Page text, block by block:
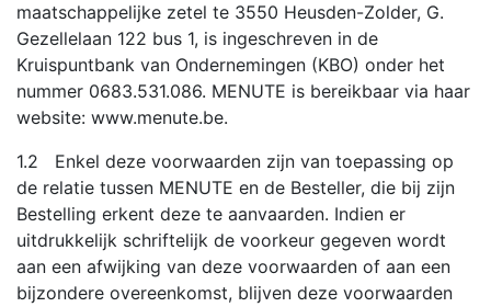
maatschappelijke zetel te 3550 Heusden-Zolder, G.
Gezellelaan 122 bus 1, is ingeschreven in de
Kruispuntbank van Ondernemingen (KBO) onder het
nummer 0683.531.086. MENUTE is bereikbaar via haar
website: www.menute.be.
1.2 Enkel deze voorwaarden zijn van toepassing op
de relatie tussen MENUTE en de Besteller, die bij zijn
Bestelling erkent deze te aanvaarden. Indien er
uitdrukkelijk schriftelijk de voorkeur gegeven wordt
aan een afwijking van deze voorwaarden of aan een
bijzondere overeenkomst, blijven deze voorwaarden